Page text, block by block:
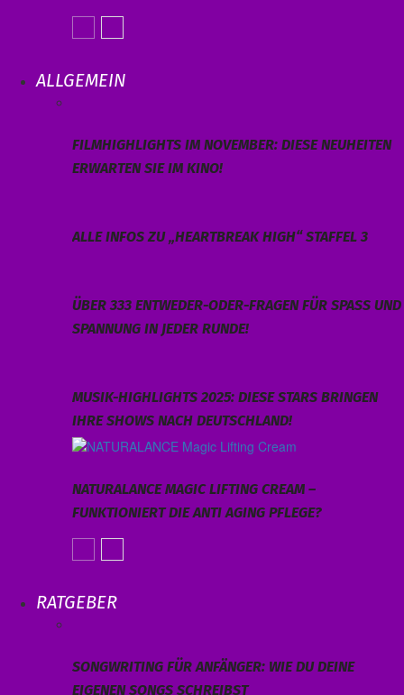
ALLGEMEIN
FILMHIGHLIGHTS IM NOVEMBER: DIESE NEUHEITEN
ERWARTEN SIE IM KINO!
ALLE INFOS ZU „HEARTBREAK HIGH“ STAFFEL 3
ÜBER 333 ENTWEDER-ODER-FRAGEN FÜR SPASS UND S
PANNUNG IN JEDER RUNDE!
MUSIK-HIGHLIGHTS 2025: DIESE STARS BRINGEN
IHRE SHOWS NACH DEUTSCHLAND!
NATURALANCE MAGIC LIFTING CREAM –
FUNKTIONIERT DIE ANTI AGING PFLEGE?
RATGEBER
SONGWRITING FÜR ANFÄNGER: WIE DU DEINE
EIGENEN SONGS SCHREIBST